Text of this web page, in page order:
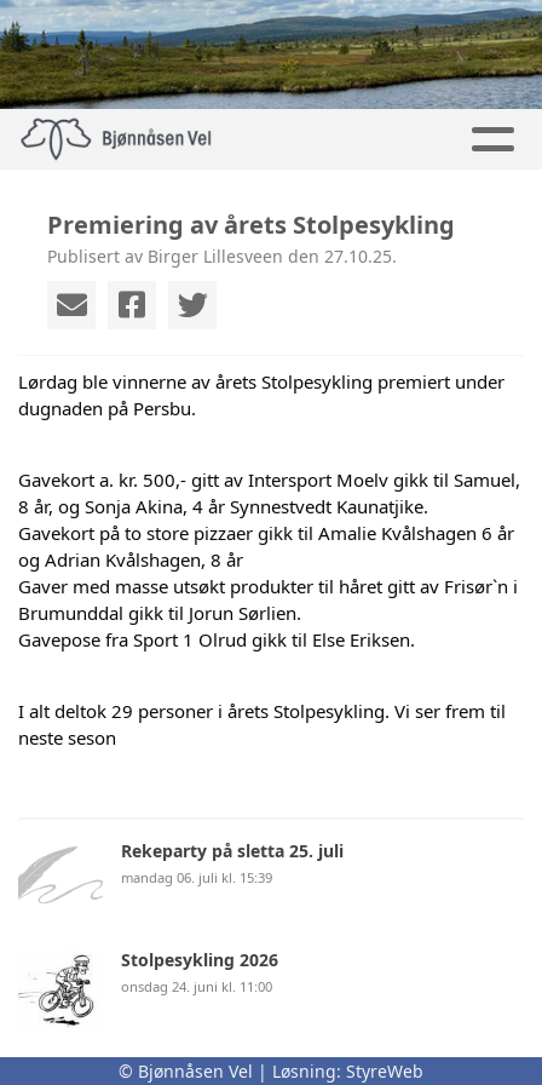
Premiering av årets Stolpesykling
Publisert av Birger Lillesveen den 27.10.25.
Lørdag ble vinnerne av årets Stolpesykling premiert under
dugnaden på Persbu.
Gavekort a. kr. 500,- gitt av Intersport Moelv gikk til Samuel,
8 år, og Sonja Akina, 4 år Synnestvedt Kaunatjike.
Gavekort på to store pizzaer gikk til Amalie Kvålshagen 6 år
og Adrian Kvålshagen, 8 år
Gaver med masse utsøkt produkter til håret gitt av Frisør`n i
Brumunddal gikk til Jorun Sørlien.
Gavepose fra Sport 1 Olrud gikk til Else Eriksen.
I alt deltok 29 personer i årets Stolpesykling. Vi ser frem til
neste seson
Rekeparty på sletta 25. juli
mandag 06. juli kl. 15:39
Stolpesykling 2026
onsdag 24. juni kl. 11:00
Birkebeinerrittet 29 august
© Bjønnåsen Vel | Løsning: StyreWeb